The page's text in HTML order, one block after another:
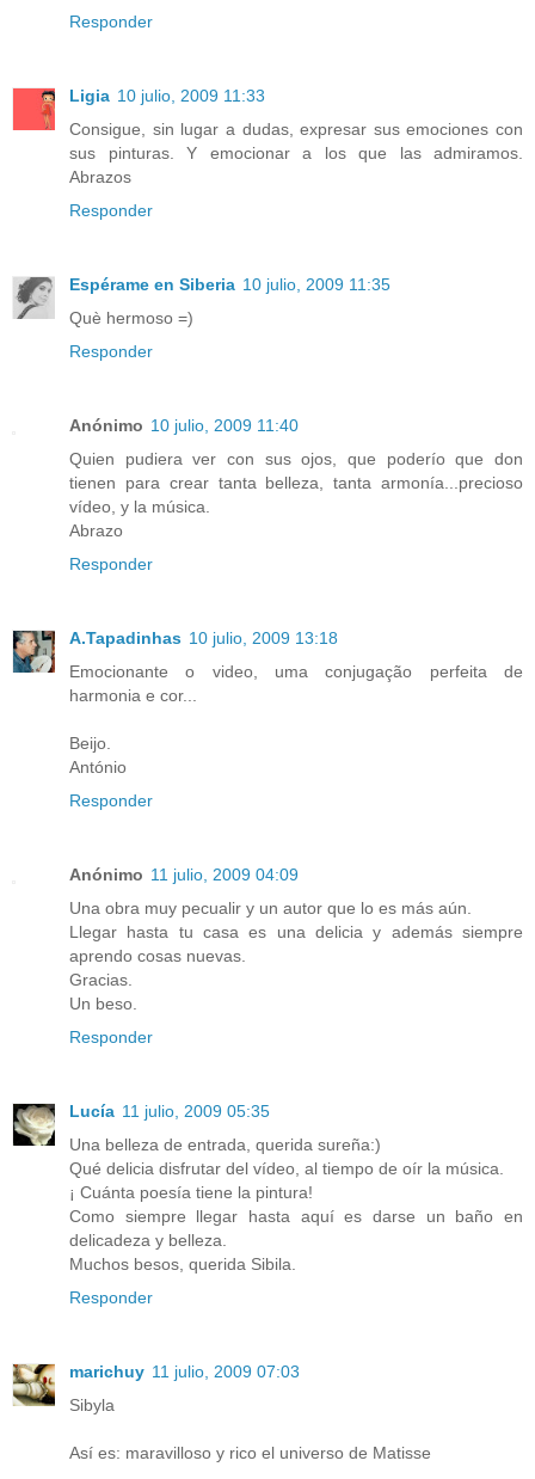
Responder
Ligia 10 julio, 2009 11:33
Consigue, sin lugar a dudas, expresar sus emociones con
sus pinturas. Y emocionar a los que las admiramos.
Abrazos
Responder
Espérame en Siberia 10 julio, 2009 11:35
Què hermoso =)
Responder
Anónimo 10 julio, 2009 11:40
Quien pudiera ver con sus ojos, que poderío que don
tienen para crear tanta belleza, tanta armonía...precioso
vídeo, y la música.
Abrazo
Responder
A.Tapadinhas 10 julio, 2009 13:18
Emocionante o video, uma conjugação perfeita de
harmonia e cor...
Beijo.
António
Responder
Anónimo 11 julio, 2009 04:09
Una obra muy pecualir y un autor que lo es más aún.
Llegar hasta tu casa es una delicia y además siempre
aprendo cosas nuevas.
Gracias.
Un beso.
Responder
Lucía 11 julio, 2009 05:35
Una belleza de entrada, querida sureña:)
Qué delicia disfrutar del vídeo, al tiempo de oír la música.
¡ Cuánta poesía tiene la pintura!
Como siempre llegar hasta aquí es darse un baño en
delicadeza y belleza.
Muchos besos, querida Sibila.
Responder
marichuy 11 julio, 2009 07:03
Sibyla
Así es: maravilloso y rico el universo de Matisse